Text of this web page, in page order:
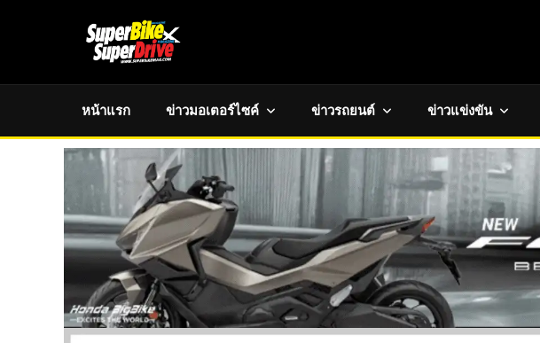
หน้าแรก ข่าวมอเตอร์ไซค์ ข่าวรถยนต์ ข่าวแข่งขัน